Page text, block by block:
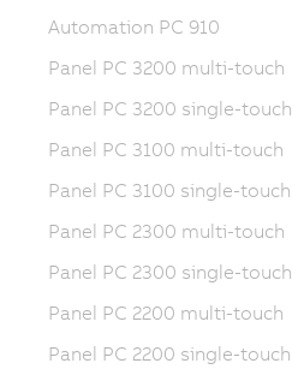
Automation PC 910
Panel PC 3200 multi-touch
Panel PC 3200 single-touch
Panel PC 3100 multi-touch
Panel PC 3100 single-touch
Panel PC 2300 multi-touch
Panel PC 2300 single-touch
Panel PC 2200 multi-touch
Panel PC 2200 single-touch